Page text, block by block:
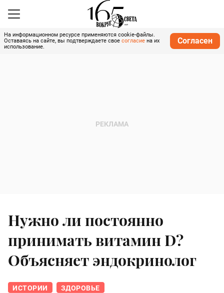
На информационном ресурсе применяются cookie-файлы.
Оставаясь на сайте, вы подтверждаете свое согласие на их
использование.
Согласен
Нужно ли постоянно
принимать витамин D?
Объясняет эндокринолог
ИСТОРИИ ЗДОРОВЬЕ